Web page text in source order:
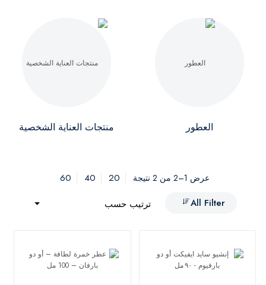
العطور منتجات العناية الشخصية
عرض 1–2 من 2 نتيجة 20
40
60
All Filter
ترتيب حسب